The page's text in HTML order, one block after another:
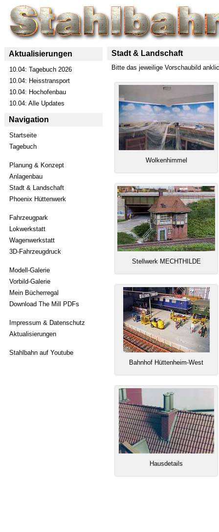
Aktualisierungen
10.04: Tagebuch 2026
10.04: Heisstransport
10.04: Hochofenbau
10.04: Alle Updates
Navigation
Startseite
Tagebuch
Planung & Konzept
Anlagenbau
Stadt & Landschaft
Phoenix Hüttenwerk
Fahrzeugpark
Lokwerkstatt
Wagenwerkstatt
3D-Fahrzeugdruck
Modell-Galerie
Vorbild-Galerie
Mein Bücherregal
Download The Mill PDFs
Impressum & Datenschutz
Aktualisierungen
Stahlbahn auf Youtube
Stadt & Landschaft
Bitte das jeweilige Vorschaubild
Wolkenhimmel
Stellwerk MECHTHILDE
Bahnhof Hüttenheim-West
Hausdetails